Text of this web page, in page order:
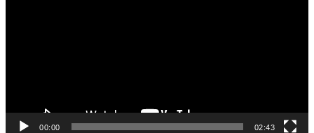
00:00 02:43